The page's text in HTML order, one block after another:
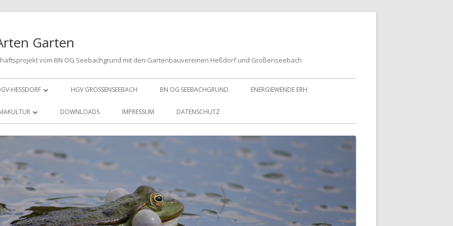
Garten
vom BN OG Seebachgrund mit den Gartenbauvereinen Heßdorf und Großenseebach
HESSDORF
VORSTAND
HGV GROSSENSEEBACH BN OG SEEBACHGRUND ENERGIEWENDE ERH
PUFFERZONE
ERTRAGSZONE
DOWNLOADS IMPRESSUM DATENSCHUTZ